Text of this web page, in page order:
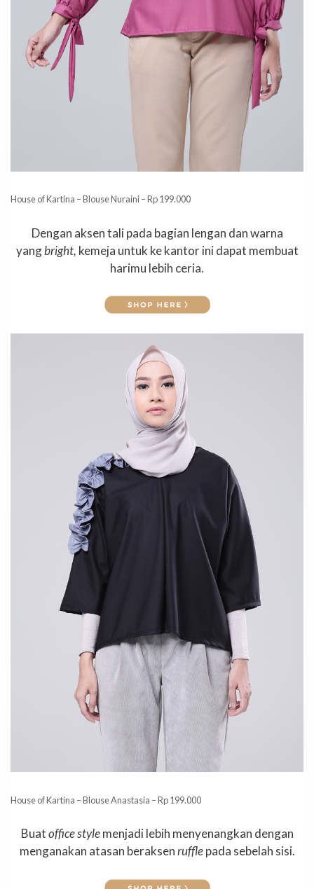
House of Kartina – Blouse Nuraini – Rp 199.000
Dengan aksen tali pada bagian lengan dan warna
yangbright, kemeja untuk ke kantor ini dapat membuat
harimu lebih ceria.
House of Kartina – Blouse Anastasia – Rp 199.000
Buatoffice stylemenjadi lebih menyenangkan dengan
menganakan atasan beraksenrufflepada sebelah sisi.